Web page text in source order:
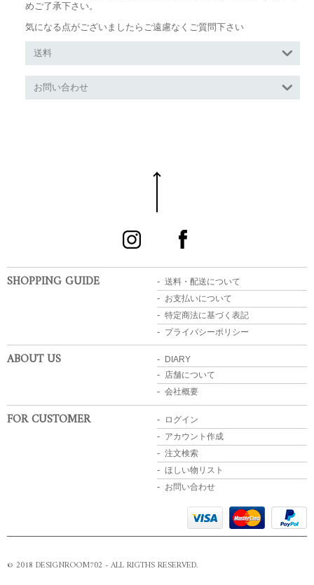
めご了承下さい。
気になる点がございましたらご遠慮なくご質問下さい
送料
お問い合わせ
SHOPPING GUIDE
送料・配送について
お支払いについて
特定商法に基づく表記
プライバシーポリシー
ABOUT US
DIARY
店舗について
会社概要
FOR CUSTOMER
ログイン
アカウント作成
注文検索
ほしい物リスト
お問い合わせ
© 2018 DESIGNROOM702 - ALL RIGTHS RESERVED.